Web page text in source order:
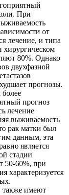
При
от
лечение, и типа
80%. Однако
двухфазной
прогнозы.
прогноз
лечение
выживаемость
рак матки был
данным, эта
является
стадии
50-60%, при
характеризуется
также имеют